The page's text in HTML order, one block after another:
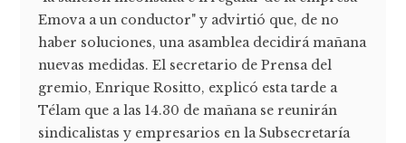
Emova a un conductor" y advirtió que, de no
haber soluciones, una asamblea decidirá mañana
nuevas medidas. El secretario de Prensa del
gremio, Enrique Rositto, explicó esta tarde a
Télam que a las 14.30 de mañana se reunirán
sindicalistas y empresarios en la Subsecretaría